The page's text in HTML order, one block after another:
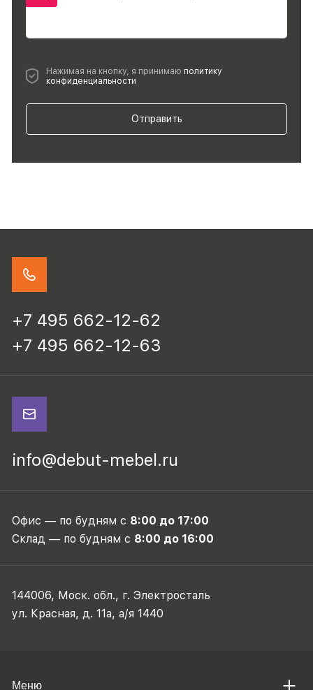
Нажимая на кнопку, я принимаю политику
конфиденциальности
Отправить
+7 495 662-12-62
+7 495 662-12-63
info@debut-mebel.ru
Офис — по будням с 8:00 до 17:00
Склад — по будням с 8:00 до 16:00
144006, Моск. обл., г. Электросталь
ул. Красная, д. 11а, а/я 1440
Меню